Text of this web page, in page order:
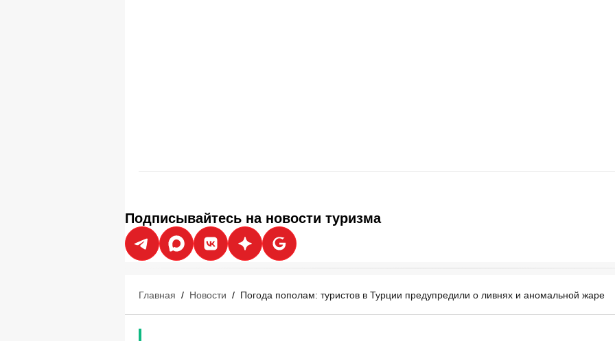
Подписывайтесь на новости туризма
Главная / Новости / Погода пополам: туристов в Турции предупредили о ливнях и аномальной жаре